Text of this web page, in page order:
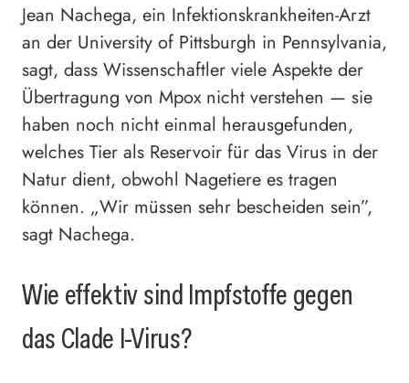
Jean Nachega, ein Infektionskrankheiten-Arzt
an der University of Pittsburgh in Pennsylvania,
sagt, dass Wissenschaftler viele Aspekte der
Übertragung von Mpox nicht verstehen — sie
haben noch nicht einmal herausgefunden,
welches Tier als Reservoir für das Virus in der
Natur dient, obwohl Nagetiere es tragen
können. „Wir müssen sehr bescheiden sein”,
sagt Nachega.
Wie effektiv sind Impfstoffe gegen
das Clade I-Virus?